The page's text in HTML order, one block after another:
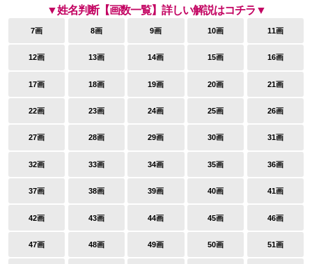
▼姓名判断【画数一覧】詳しい解説はコチラ▼
7画 8画 9画 10画 11画
12画 13画 14画 15画 16画
17画 18画 19画 20画 21画
22画 23画 24画 25画 26画
27画 28画 29画 30画 31画
32画 33画 34画 35画 36画
37画 38画 39画 40画 41画
42画 43画 44画 45画 46画
47画 48画 49画 50画 51画